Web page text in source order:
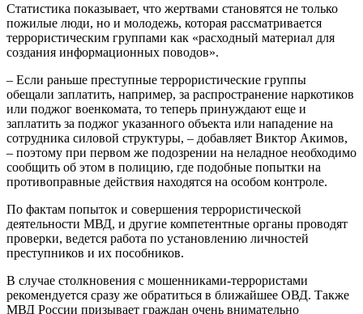
Статистика показывает, что жертвами становятся не только
пожилые люди, но и молодежь, которая рассматривается
террористическим группами как «расходный материал для
создания информационных поводов».
– Если раньше преступные террористические группы
обещали заплатить, например, за распространение наркотиков
или поджог военкомата, то теперь принуждают еще и
заплатить за поджог указанного объекта или нападение на
сотрудника силовой структуры, – добавляет Виктор Акимов,
– поэтому при первом же подозрении на неладное необходимо
сообщить об этом в полицию, где подобные попытки на
противоправные действия находятся на особом контроле.
По фактам попыток и совершения террористической
деятельности МВД, и другие компетентные органы проводят
проверки, ведется работа по установлению личностей
преступников и их пособников.
В случае столкновения с мошенниками-террористами
рекомендуется сразу же обратиться в ближайшее ОВД. Также
МВД России призывает граждан очень внимательно